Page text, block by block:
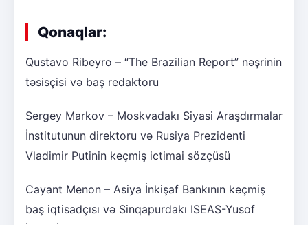
Qonaqlar:
Qustavo Ribeyro – “The Brazilian Report” nəşrinin
təsisçisi və baş redaktoru
Sergey Markov – Moskvadakı Siyasi Araşdırmalar
İnstitutunun direktoru və Rusiya Prezidenti
Vladimir Putinin keçmiş ictimai sözçüsü
Cayant Menon – Asiya İnkişaf Bankının keçmiş
baş iqtisadçısı və Sinqapurdakı ISEAS-Yusof